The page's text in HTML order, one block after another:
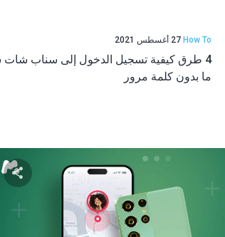
How To 27 أغسطس 2021
4 طرق كيفية تسجيل الدخول إلى سناب
ما بدون كلمة مرور